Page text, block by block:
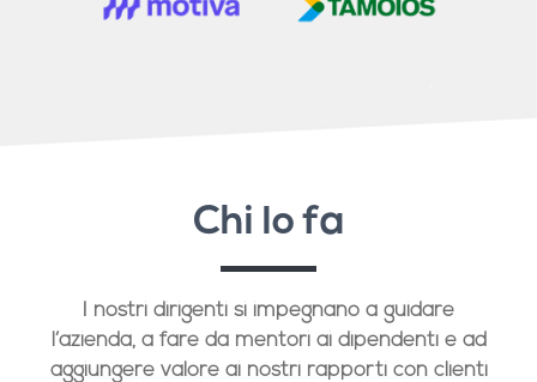
Chi lo fa
I nostri dirigenti si impegnano a guidare
l’azienda, a fare da mentori ai dipendenti e ad
aggiungere valore ai nostri rapporti con clienti